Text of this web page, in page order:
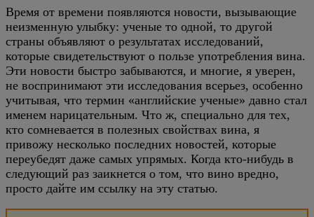
Время от времени появляются новости, вызывающие
неизменную улыбку: ученые то одной, то другой
страны объявляют о результатах исследований,
которые свидетельствуют о пользе употребления вина.
Эти новости быстро забываются, и многие, я уверен,
не воспринимают эти исследования всерьез, особенно
учитывая, что термин «английские ученые» давно стал
именем нарицательным. Что ж, специально для тех,
кто сомневается в полезных свойствах вина, я
привожу несколько последних новостей, которые
переубедят даже самых упрямых. Когда кто-нибудь в
следующий раз заикнется о том, что вино вредно,
просто дайте им ссылку на эту статью.